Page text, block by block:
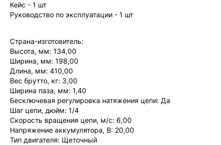
Кейс - 1 шт
Руководство по эксплуатации - 1 шт
Страна-изготовитель:
Высота, мм: 134,00
Ширина, мм: 198,00
Длина, мм: 410,00
Вес брутто, кг: 3,00
Ширина паза, мм: 1,40
Бесключевая регулировка натяжения цепи: Да
Шаг цепи, дюйм: 1/4
Скорость вращения цепи, м/с: 6,00
Напряжение аккумулятора, В: 20,00
Тип двигателя: Щеточный